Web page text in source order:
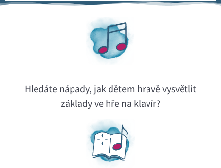
Hledáte nápady, jak dětem hravě vysvětlit
základy ve hře na klavír?